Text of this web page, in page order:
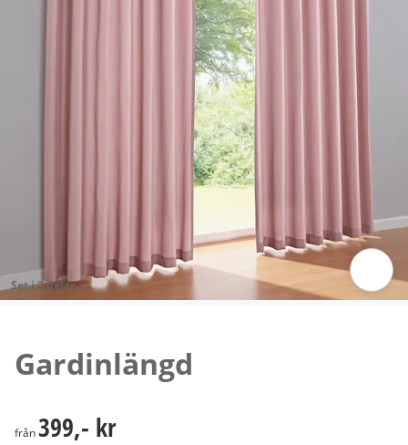
Set i 2 delar
Gardinlängd
399,- kr
från399,- kr